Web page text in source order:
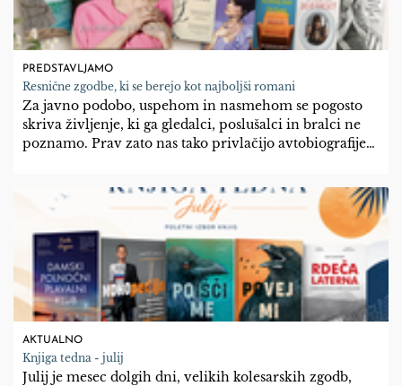
PREDSTAVLJAMO
Resnične zgodbe, ki se berejo kot najboljši romani
Za javno podobo, uspehom in nasmehom se pogosto
skriva življenje, ki ga gledalci, poslušalci in bralci ne
poznamo. Prav zato nas tako privlačijo avtobiografije
AKTUALNO
Knjiga tedna - julij
Julij je mesec dolgih dni, velikih kolesarskih zgodb,